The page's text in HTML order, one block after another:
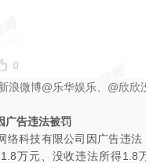
浪微博@乐华娱乐、@欣欣
广告违法被罚
络科技有限公司因广告违法
万元、没收违法所得1.8